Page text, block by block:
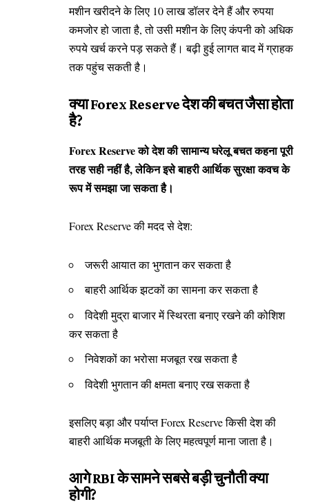
मशीन खरीदने के लिए 10 लाख डॉलर देने हैं और रुपया
कमजोर हो जाता है, तो उसी मशीन के लिए कंपनी को अधिक
रुपये खर्च करने पड़ सकते हैं। बढ़ी हुई लागत बाद में ग्राहक
तक पहुंच सकती है।
क्या Forex Reserve देश की बचत जैसा होता
है?
Forex Reserve को देश की सामान्य घरेलू बचत कहना पूरी
तरह सही नहीं है, लेकिन इसे बाहरी आर्थिक सुरक्षा कवच के
रूप में समझा जा सकता है।
Forex Reserve की मदद से देश:
जरूरी आयात का भुगतान कर सकता है
बाहरी आर्थिक झटकों का सामना कर सकता है
विदेशी मुद्रा बाजार में स्थिरता बनाए रखने की कोशिश
कर सकता है
निवेशकों का भरोसा मजबूत रख सकता है
विदेशी भुगतान की क्षमता बनाए रख सकता है
इसलिए बड़ा और पर्याप्त Forex Reserve किसी देश की
बाहरी आर्थिक मजबूती के लिए महत्वपूर्ण माना जाता है।
आगे RBI के सामने सबसे बड़ी चुनौती क्या
होगी?